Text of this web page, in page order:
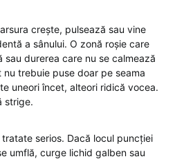
crește, pulsează sau vine
a sânului. O zonă roșie care
durerea care nu se calmează
trebuie puse doar pe seama
uneori încet, alteori ridică vocea.
strige.
serios. Dacă locul puncției
umflă, curge lichid galben sau